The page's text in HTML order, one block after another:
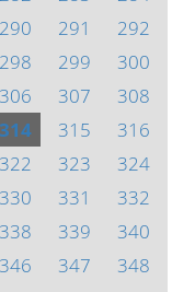
290 291
292
298 299
300
306 307
308
314 315
316
322 323
324
330 331
332
338 339
340
346 347
348